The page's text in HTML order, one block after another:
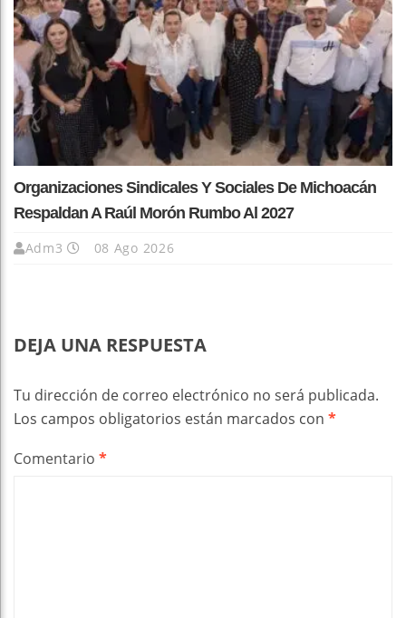
Organizaciones Sindicales Y Sociales De Michoacán
Respaldan A Raúl Morón Rumbo Al 2027
Adm3 08 Ago 2026
DEJA UNA RESPUESTA
Tu dirección de correo electrónico no será publicada.
Los campos obligatorios están marcados con *
Comentario *